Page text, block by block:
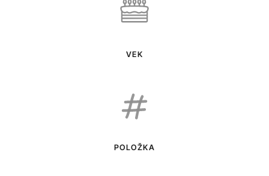
VEK
POLOŽKA